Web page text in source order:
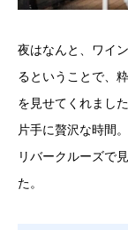
夜はなんと、ワイ
るということで、
を見せてくれまし
片手に贅沢な時間。
リバークルーズで
た。